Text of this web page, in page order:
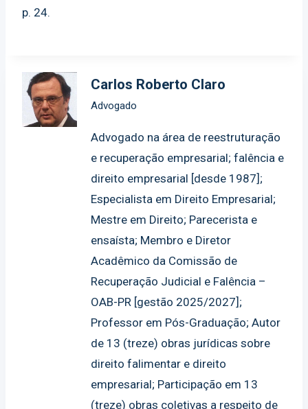
p. 24.
Carlos Roberto Claro
Advogado
Advogado na área de reestruturação
e recuperação empresarial; falência e
direito empresarial [desde 1987];
Especialista em Direito Empresarial;
Mestre em Direito; Parecerista e
ensaísta; Membro e Diretor
Acadêmico da Comissão de
Recuperação Judicial e Falência –
OAB-PR [gestão 2025/2027];
Professor em Pós-Graduação; Autor
de 13 (treze) obras jurídicas sobre
direito falimentar e direito
empresarial; Participação em 13
(treze) obras coletivas a respeito de